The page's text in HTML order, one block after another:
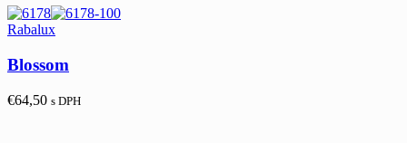
Rabalux
Blossom
€64,50 s DPH